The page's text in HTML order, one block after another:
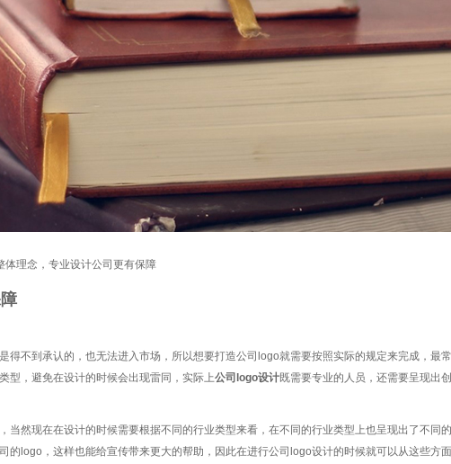
体理念，专业设计公司更有保障
到承认的，也无法进入市场，所以想要打造公司logo就需要按照实际的规定来完成，最
型，避免在设计的时候会出现雷同，实际上公司logo设计既需要专业的人员，还需要呈现出
现在在设计的时候需要根据不同的行业类型来看，在不同的行业类型上也呈现出了不同
logo，这样也能给宣传带来更大的帮助，因此在进行公司logo设计的时候就可以从这些方